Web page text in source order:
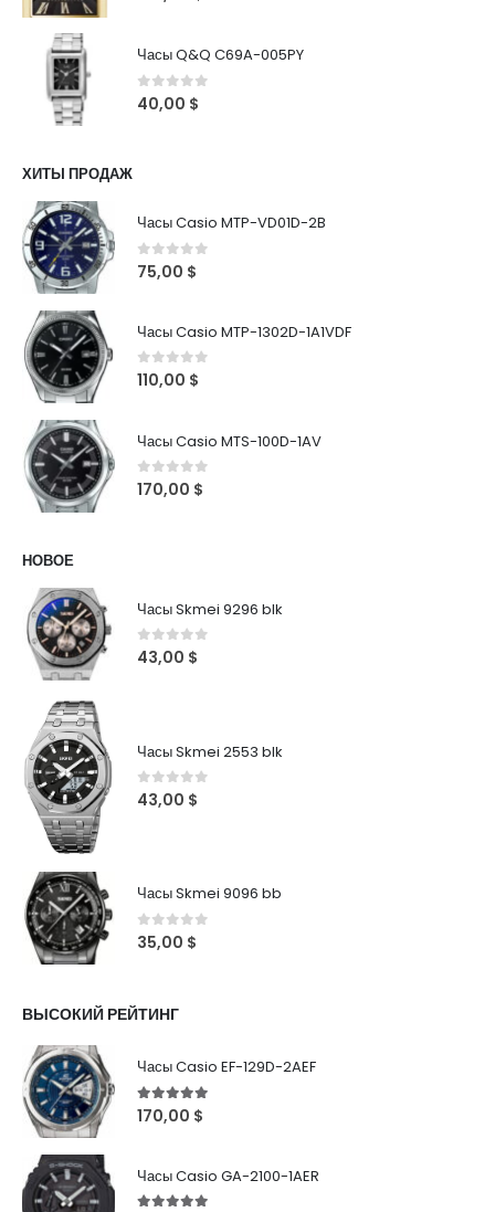
Часы Q&Q C69A-005PY
0 out of 5
40,00 $
ХИТЫ ПРОДАЖ
Часы Casio MTP-VD01D-2B
0out of 5
75,00 $
Часы Casio MTP-1302D-1A1VDF
0out of 5
110,00 $
Часы Casio MTS-100D-1AV
0out of 5
170,00 $
НОВОЕ
Часы Skmei 9296 blk
0 out of 5
43,00 $
Часы Skmei 2553 blk
0 out of 5
43,00 $
Часы Skmei 9096 bb
0out of 5
35,00 $
ВЫСОКИЙ РЕЙТИНГ
Часы Casio EF-129D-2AEF
5out of 5
170,00 $
Часы Casio GA-2100-1AER